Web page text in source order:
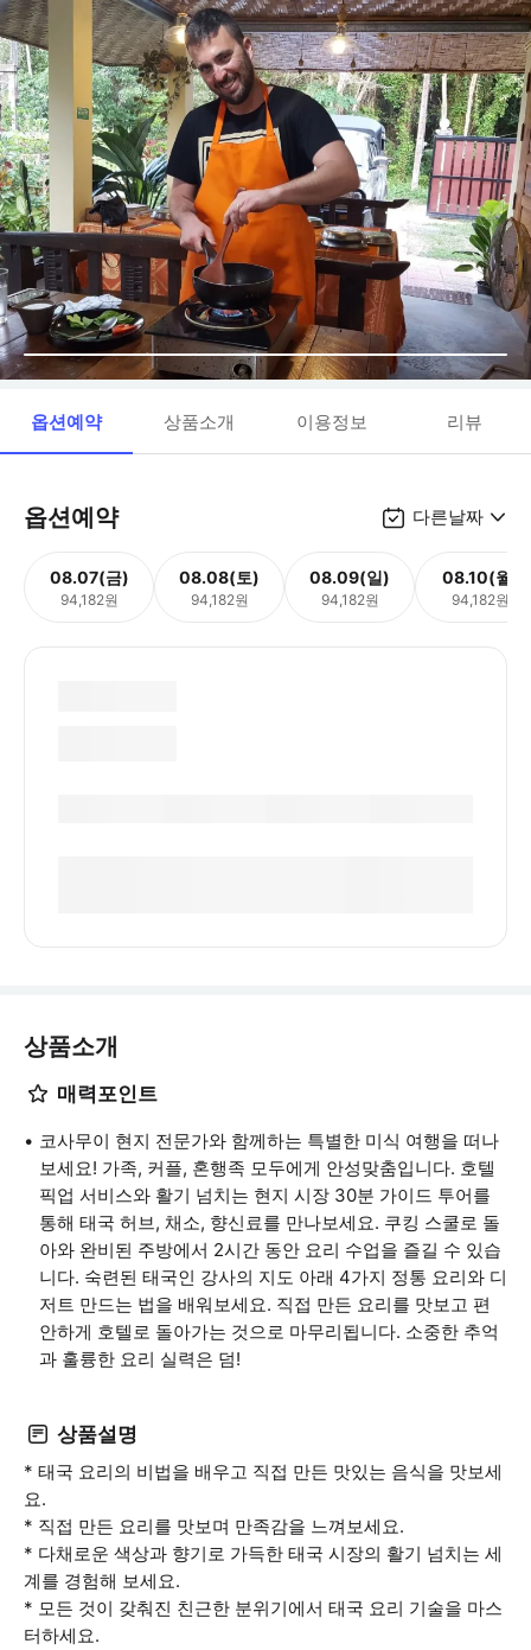
옵션예약 상품소개 이용정보 리뷰
옵션예약 다른날짜
08.07(금)
94,182원
08.08(토)
94,182원
08.09(일)
94,182원
08.10(월)
94,182원
상품소개
매력포인트
코사무이 현지 전문가와 함께하는 특별한 미식 여행을 떠나
보세요! 가족, 커플, 혼행족 모두에게 안성맞춤입니다. 호텔
픽업 서비스와 활기 넘치는 현지 시장 30분 가이드 투어를
통해 태국 허브, 채소, 향신료를 만나보세요. 쿠킹 스쿨로 돌
아와 완비된 주방에서 2시간 동안 요리 수업을 즐길 수 있습
니다. 숙련된 태국인 강사의 지도 아래 4가지 정통 요리와 디
저트 만드는 법을 배워보세요. 직접 만든 요리를 맛보고 편
안하게 호텔로 돌아가는 것으로 마무리됩니다. 소중한 추억
과 훌륭한 요리 실력은 덤!
상품설명
* 태국 요리의 비법을 배우고 직접 만든 맛있는 음식을 맛보세
요.
* 직접 만든 요리를 맛보며 만족감을 느껴보세요.
* 다채로운 색상과 향기로 가득한 태국 시장의 활기 넘치는 세
계를 경험해 보세요.
* 모든 것이 갖춰진 친근한 분위기에서 태국 요리 기술을 마스
터하세요.